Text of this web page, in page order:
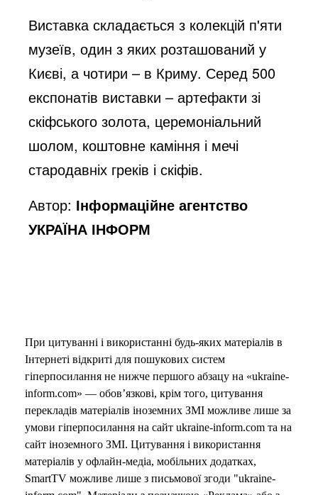
Виставка складається з колекцій п'яти
музеїв, один з яких розташований у
Києві, а чотири – в Криму. Серед 500
експонатів виставки – артефакти зі
скіфського золота, церемоніальний
шолом, коштовне каміння і мечі
стародавніх греків і скіфів.
Автор: Інформаційне агентство
УКРАЇНА ІНФОРМ
При цитуванні і використанні будь-яких матеріалів в
Інтернеті відкриті для пошукових систем
гіперпосилання не нижче першого абзацу на «ukraine-
inform.com» — обов’язкові, крім того, цитування
перекладів матеріалів іноземних ЗМІ можливе лише за
умови гіперпосилання на сайт ukraine-inform.com та на
сайт іноземного ЗМІ. Цитування і використання
матеріалів у офлайн-медіа, мобільних додатках,
SmartTV можливе лише з письмової згоди "ukraine-